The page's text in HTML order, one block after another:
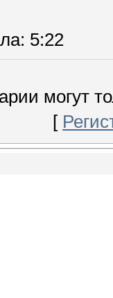
: 5:22
могут
[